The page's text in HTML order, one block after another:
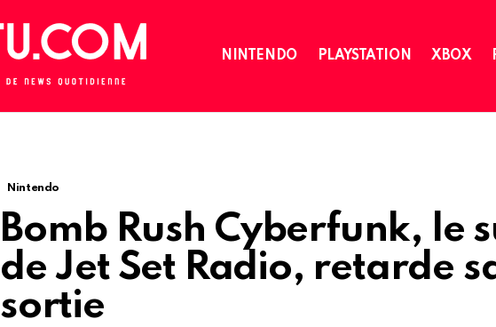
NINTENDO PLAYSTATION XBOX
Nintendo
Bomb Rush Cyberfunk, le
de Jet Set Radio, retarde
sortie